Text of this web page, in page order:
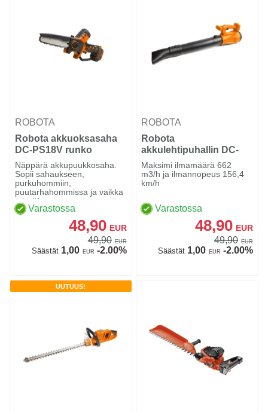
ROBOTA
Robota akkuoksasaha
DC-PS18V runko
Näppärä akkupuukkosaha.
Sopii sahaukseen,
purkuhommiin,
puutarhahommissa ja vaikka
missä!
Varastossa
48,90 EUR
49,90 EUR
Säästät1,00 EUR -2.00%
ROBOTA
Robota
akkulehtipuhallin DC-
LB18V runko
Maksimi ilmamäärä 662
m3/h ja ilmannopeus 156,4
km/h
Varastossa
48,90 EUR
49,90 EUR
Säästät1,00 EUR -2.00%
UUTUUS!